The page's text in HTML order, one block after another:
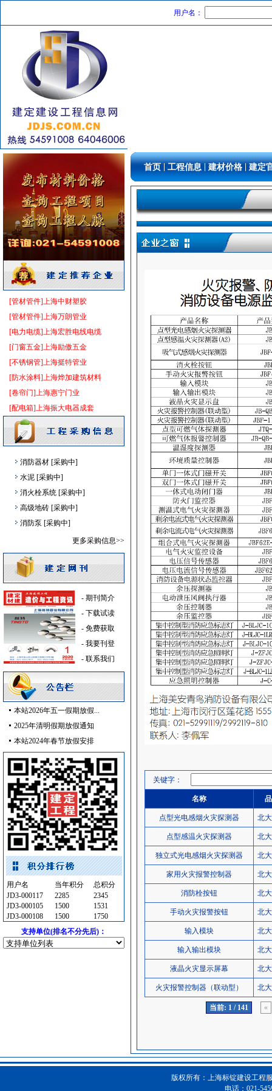
用户名：
[管材管件]上海中财塑胶
[管材管件]上海万朗管业
[电力电缆]上海宏胜电线电缆
[门窗五金]上海励傲五金
[不锈钢管]上海挺特管业
[防水涂料]上海烨加建筑材料
[卷帘门]上海惠宁门业
[配电箱]上海振大电器成套
PVC窗帘 [采购中]
稳压泵 [采购中]
室内装修 [采购中]
玻璃幕墙 [采购中]
电梯工程 [采购中]
室内给排水 [采购中]
变压器 [采购中]
筒灯 [采购中]
消防水泵接合器 [采购中]
消防火警 [采购中]
防雷接地 [采购中]
光源灯具
[采购中]
光源灯具 [采购中]
吸顶灯 [采购中]
陶瓷制品 [采购中]
及各种防火器材 [采购中]
卫生洁具 [采购中]
照明灯具 [采购中]
防雷接地 [采购中]
高压电器 [采购中]
防雷接地 [采购中]
外墙装饰 [采购中]
滤毒式排风 [采购中]
电线电缆 [采购中]
开关插座 [采购中]
电器开关 [采购中]
防水防腐 [采购中]
消防器材 [采购中]
水泥 [采购中]
消火栓系统 [采购中]
高级地砖 [采购中]
消防泵 [采购中]
供水设备 [采购中]
卫生洁具 [采购中]
防雷接地 [采购中]
低压电器 [采购中]
变配电 [采购中]
墙地面砖 [采购中]
防雷接地 [采购中]
阀门 [采购中]
水泵
[采购中]
吸顶灯 [采购中]
消防稳压泵
[采购中]
消防泵 [采购中]
安全防范 [采购中]
照明器材 [采购中]
墙地面砖 [采购中]
PVC窗帘 [采购中]
稳压泵 [采购中]
室内装修 [采购中]
玻璃幕墙 [采购中]
室内给排水 [采购中]
变压器
[采购中]
筒灯 [采购中]
消防水泵接合器
[采购中]
插座开关酒店设备 [采购中]
消防火警 [采购中]
照明灯具 [采购中]
更多采购信息>>
- 期刊简介
- 下载试读
- 免费获取
- 我要刊登
- 联系我们
本站2026年五一假期放假...
2025年清明假期放假通知
本站2024年春节放假安排
用户名 当年积分
总积分
JD3-000117
2285
2345
JD3-000105
1500
1531
JD3-000108
1500
1750
支持单位(排名不分先后)：
首页 工程信息 建材价格 建定
关键字：
名称
点型光电感烟火灾探测器 北
点型感温火灾探测器 北
独立式光电感烟火灾探测器 北
家用火灾报警控制器 北
消防栓按钮 北
手动火灾报警按钮 北
输入模块 北
输入输出模块 北
液晶火灾显示屏幕 北
火灾报警控制器（联动型） 北
当前: 1 / 141 «
版权所有：上海标锭建设工程
电话：021-